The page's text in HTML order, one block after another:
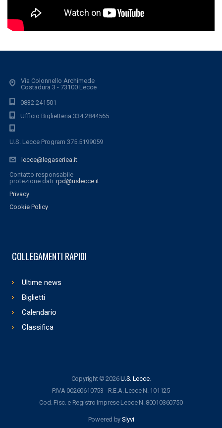
Via Colonnello Archimede
Costadura 3 - 73100 Lecce
0832.241501
Ufficio Biglietteria 334.2844565
U.S. Lecce Program 375.5199059
lecce@legaseriea.it
Contatto responsabile
protezione dati: rpd@uslecce.it
Privacy
Cookie Policy
COLLEGAMENTI RAPIDI
Ultime news
Biglietti
Calendario
Classifica
Copyright © 2026U.S. Lecce.
P.IVA 00260610753 - R.E.A. Lecce N. 101125
Cod. Fisc. e Registro Imprese Lecce N. 80010360750
Powered by Slyvi